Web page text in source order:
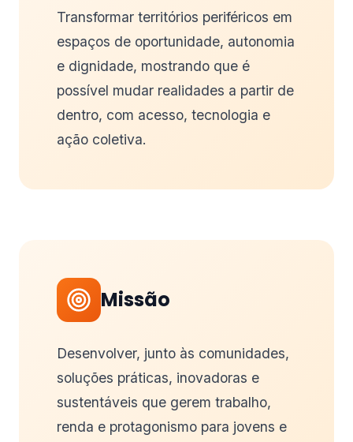
Transformar territórios periféricos em
espaços de oportunidade, autonomia
e dignidade, mostrando que é
possível mudar realidades a partir de
dentro, com acesso, tecnologia e
ação coletiva.
Missão
Desenvolver, junto às comunidades,
soluções práticas, inovadoras e
sustentáveis que gerem trabalho,
renda e protagonismo para jovens e